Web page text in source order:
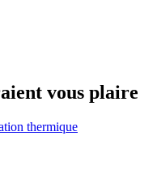
vous plaire